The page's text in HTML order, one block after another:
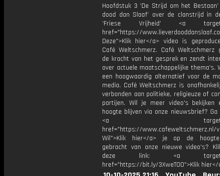
Hoofdstuk 3 ‘De Strijd om het
dood dan Slaaf’ over de clanstrijd in
‘Friese Vrijheid’ <a
href="https://
Deze">Klik hier</a> video is
Café Weltschmerz. Café Weltschmerz
de kracht van het gesprek en zendt
over actuele maatschappelijke thema's.
een hoogwaardig alternatief voor de
media. Café Weltschmerz is
verbonden aan politieke, religieuze of
partijen. Wil je meer video's bekijken
hoogte blijven via onze nieuwsbrief? Ga
<a
href="https://www.cafeweltschmerz.nl/
Wil">Klik hier</a> je op de
gebracht van onze nieuwe video's?
deze link: <a
href="https://bit.ly/3XweTO0">Klik hier</